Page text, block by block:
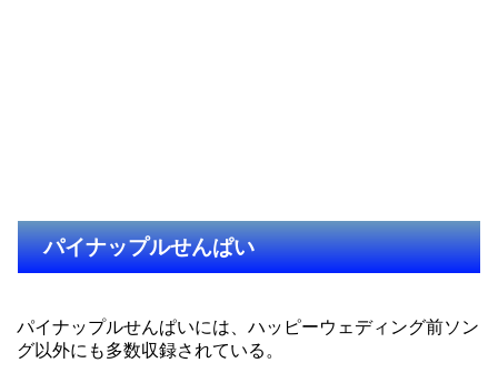
パイナップルせんぱい
パイナップルせんぱいには、ハッピーウェディング前ソン
グ以外にも多数収録されている。